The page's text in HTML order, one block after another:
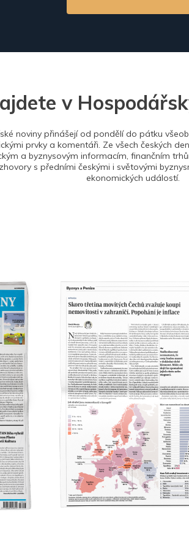
v
noviny přinášejí od pondělí do pátku
prvky a komentáři. Ze všech českých
a byznysovým informacím, finančním
s předními českými i světovými
ekonomických událostí.